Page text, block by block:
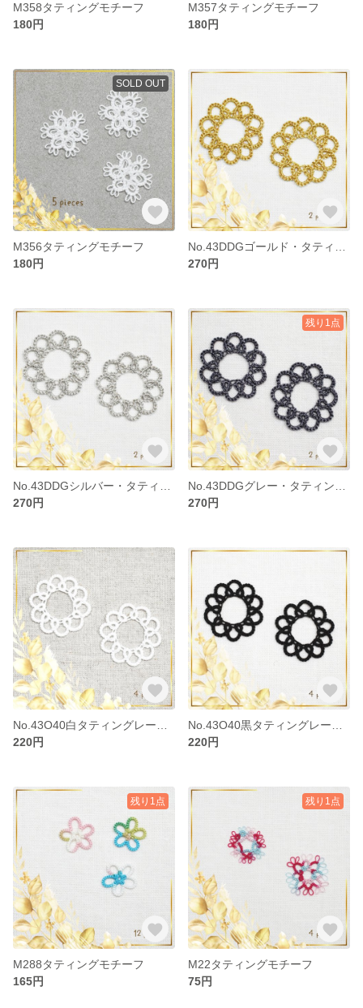
M358タティングモチーフ
180円
M357タティングモチーフ
180円
SOLD OUT
M356タティングモチーフ
180円
270円
270円
残り1点
270円
220円
220円
残り1点
M288タティングモチーフ
165円
残り1点
M22タティングモチーフ
75円